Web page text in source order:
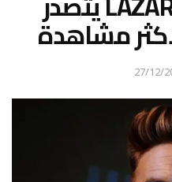
مشاهدة
27/12/